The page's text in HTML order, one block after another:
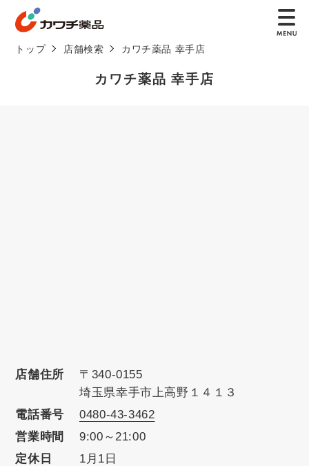
トップ 店舗検索 カワチ薬品 幸手店
カワチ薬品 幸手店
店舗住所
〒340-0155
埼玉県幸手市上高野１４１３
電話番号
0480-43-3462
営業時間
9:00～21:00
定休日
1月1日